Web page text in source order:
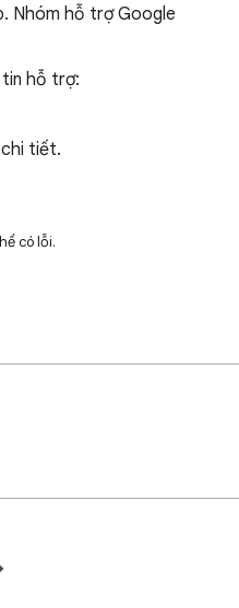
Nhóm hỗ trợ Google
hỗ trợ:
tiết.
có lỗi.